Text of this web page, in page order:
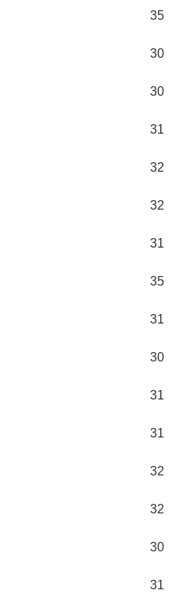
35
30
30
31
32
32
31
35
31
30
31
31
32
32
30
31